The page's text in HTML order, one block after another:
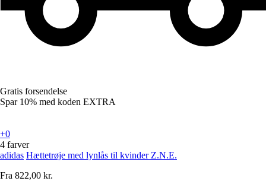
Gratis forsendelse
Spar 10% med koden EXTRA
+0
4 farver
adidas Hættetrøje med lynlås til kvinder Z.N.E.
Fra 822,00 kr.